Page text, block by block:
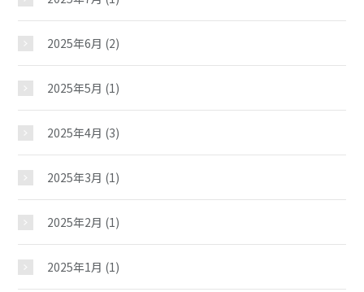
2025年6月 (2)
2025年5月 (1)
2025年4月 (3)
2025年3月 (1)
2025年2月 (1)
2025年1月 (1)